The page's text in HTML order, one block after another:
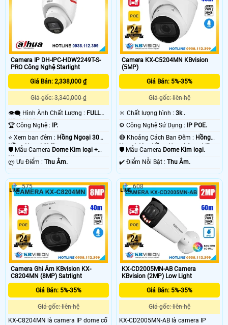
Camera IP DH-IPC-HDW2249T-S-
PRO Công Nghệ Starlight
Giá Bán: 2,338,000 ₫
Giá gốc: 3,340,000 ₫
👁️‍🗨 Hình Ành Chất Lượng : FULL
HD 1080P .
🏆 Công Nghệ :
IP.
⭐ Xem ban đêm : Hồng Ngoại 30m
Hồng Ngoại SMD.
🛡 Mẫu Camera Dome Kim loại +
Nhựa.
️ლ Ưu Điểm : Thu Âm.
Camera KX-C5204MN KBvision
(5MP)
Giá Bán: 5%-35%
Giá gốc: liên hệ
🔆 Chất lượng hình :3k .
⚙ Công Nghệ Sử Dụng :
IP POE.
🔴 Khoảng Cách Ban Đêm : Hồng
Ngoại 40m Hồng Ngoại Smart IR.
🛡 Mẫu Camera Dome Kim loại.
️✔️ Điểm Nỗi Bật :Thu Âm.
Camera Ghi Âm KBvision KX-
C8204MN (8MP) Satrlight
Giá Bán: 5%-35%
Giá gốc: liên hệ
KX-C8204MN là camera IP dome cố
575
KX-CD2005MN-AB Camera
KBvision (2MP) Low Light
Giá Bán: 5%-35%
Giá gốc: liên hệ
KX-CD2005MN-AB là camera IP
608